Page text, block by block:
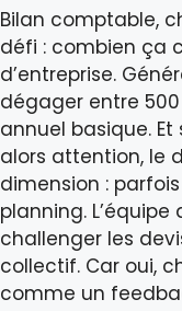
Bilan comptable,
défi : combien ça
d’entreprise.
dégager entre
annuel basique. Et
alors attention, le
dimension :
planning.
challenger les
collectif. Car oui,
comme un